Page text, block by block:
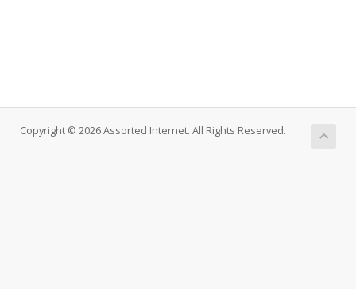
Copyright © 2026 Assorted Internet. All Rights Reserved.